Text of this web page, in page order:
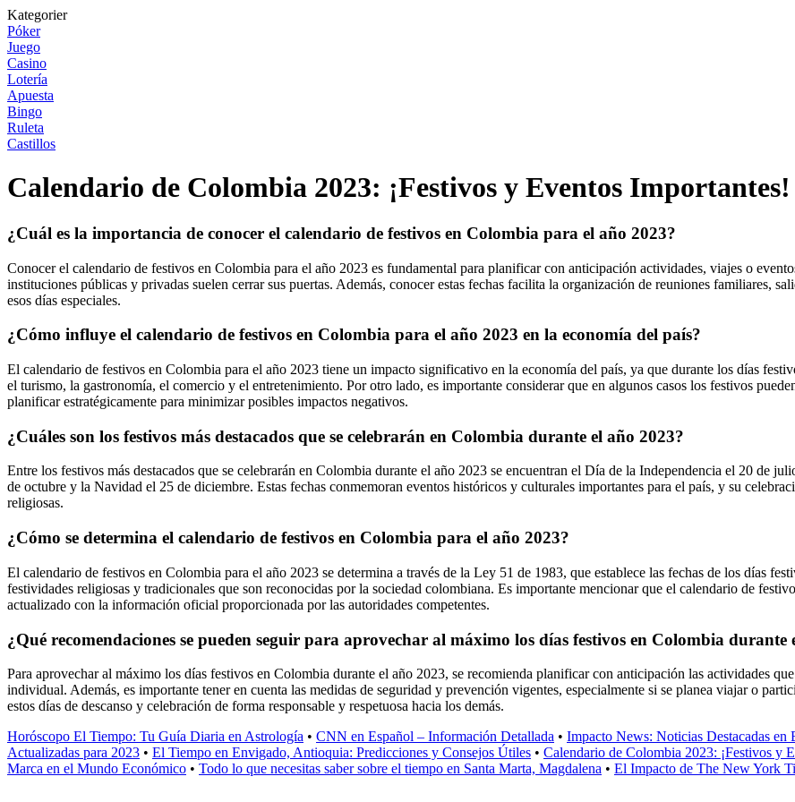
Kategorier
Póker
Juego
Casino
Lotería
Apuesta
Bingo
Ruleta
Castillos
Calendario de Colombia 2023: ¡Festivos y Eventos Importantes!
¿Cuál es la importancia de conocer el calendario de festivos en Colombia para el año 2023?
Conocer el calendario de festivos en Colombia para el año 2023 es fundamental para planificar con anticipación actividades, viajes o
instituciones públicas y privadas suelen cerrar sus puertas. Además, conocer estas fechas facilita la organización de reuniones familiares,
esos días especiales.
¿Cómo influye el calendario de festivos en Colombia para el año 2023 en la economía del país?
El calendario de festivos en Colombia para el año 2023 tiene un impacto significativo en la economía del país, ya que durante los días
el turismo, la gastronomía, el comercio y el entretenimiento. Por otro lado, es importante considerar que en algunos casos los festivos
planificar estratégicamente para minimizar posibles impactos negativos.
¿Cuáles son los festivos más destacados que se celebrarán en Colombia durante el año 2023?
Entre los festivos más destacados que se celebrarán en Colombia durante el año 2023 se encuentran el Día de la Independencia el 20 de
de octubre y la Navidad el 25 de diciembre. Estas fechas conmemoran eventos históricos y culturales importantes para el país, y su
religiosas.
¿Cómo se determina el calendario de festivos en Colombia para el año 2023?
El calendario de festivos en Colombia para el año 2023 se determina a través de la Ley 51 de 1983, que establece las fechas de los días
festividades religiosas y tradicionales que son reconocidas por la sociedad colombiana. Es importante mencionar que el calendario de
actualizado con la información oficial proporcionada por las autoridades competentes.
¿Qué recomendaciones se pueden seguir para aprovechar al máximo los días festivos en Colombia durante
Para aprovechar al máximo los días festivos en Colombia durante el año 2023, se recomienda planificar con anticipación las actividades
individual. Además, es importante tener en cuenta las medidas de seguridad y prevención vigentes, especialmente si se planea viajar o
estos días de descanso y celebración de forma responsable y respetuosa hacia los demás.
Horóscopo El Tiempo: Tu Guía Diaria en Astrología • CNN en Español – Información Detallada • Impacto News: Noticias Destacadas en
Actualizadas para 2023 • El Tiempo en Envigado, Antioquia: Predicciones y Consejos Útiles • Calendario de Colombia 2023: ¡Festivos y
Marca en el Mundo Económico • Todo lo que necesitas saber sobre el tiempo en Santa Marta, Magdalena • El Impacto de The New York